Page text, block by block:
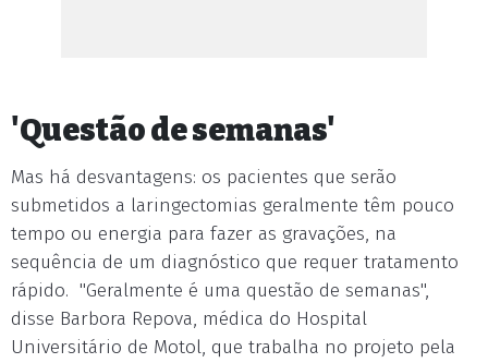
'Questão de semanas'
Mas há desvantagens: os pacientes que serão
submetidos a laringectomias geralmente têm pouco
tempo ou energia para fazer as gravações, na
sequência de um diagnóstico que requer tratamento
rápido. "Geralmente é uma questão de semanas",
disse Barbora Repova, médica do Hospital
Universitário de Motol, que trabalha no projeto pela